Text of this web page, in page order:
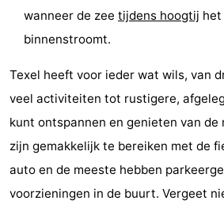
wanneer de zee tijdens hoogtij het
binnenstroomt.
Texel heeft voor ieder wat wils, van
veel activiteiten tot rustigere,
kunt ontspannen en genieten van de
zijn gemakkelijk te bereiken met de
auto en de meeste hebben
voorzieningen in de buurt. Vergeet